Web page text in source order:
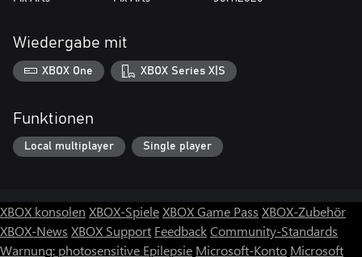
Wiedergabe mit
XBOX One XBOX Series X|S
Funktionen
Local multiplayer Single player
XBOX konsolen XBOX-SpieleXBOX Game Pass XBOX-Zubehör
XBOX-News XBOX Support FeedbackCommunity-Standards
Warnung: photosensitive Epilepsie Microsoft-Konto Microsoft